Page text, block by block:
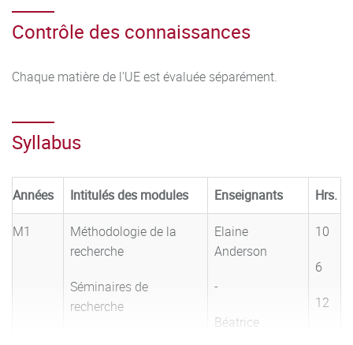
Contrôle des connaissances
Chaque matière de l'UE est évaluée séparément.
Syllabus
Années Intitulés des modules Enseignants Hrs.
M1
Méthodologie de la
recherche
Séminaires de
recherche
Elaine
Anderson
-
Béatrice
10
6
12